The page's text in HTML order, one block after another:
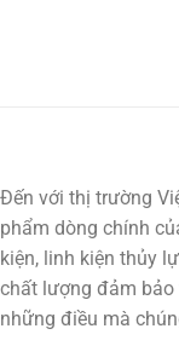
Đến với thị trường
phẩm dòng chính
kiện, linh kiện thủy
chất lượng đảm bảo
những điều mà